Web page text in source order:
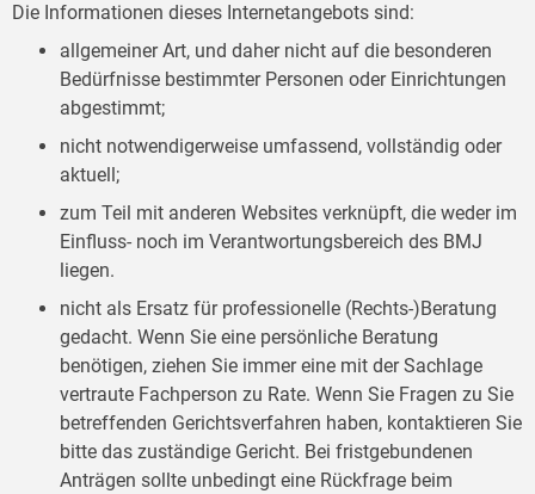
Die Informationen dieses Internetangebots sind:
allgemeiner Art, und daher nicht auf die besonderen
Bedürfnisse bestimmter Personen oder Einrichtungen
abgestimmt;
nicht notwendigerweise umfassend, vollständig oder
aktuell;
zum Teil mit anderen Websites verknüpft, die weder im
Einfluss- noch im Verantwortungsbereich des BMJ
liegen.
nicht als Ersatz für professionelle (Rechts-)Beratung
gedacht. Wenn Sie eine persönliche Beratung
benötigen, ziehen Sie immer eine mit der Sachlage
vertraute Fachperson zu Rate. Wenn Sie Fragen zu Sie
betreffenden Gerichtsverfahren haben, kontaktieren Sie
bitte das zuständige Gericht. Bei fristgebundenen
Anträgen sollte unbedingt eine Rückfrage beim